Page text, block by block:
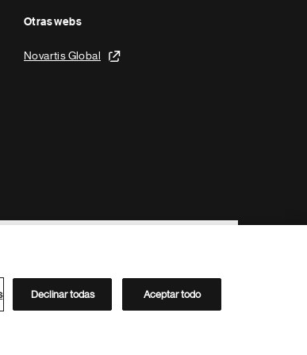
Otras webs
Novartis Global
Directorio de Novartis
Declinar todas Aceptar todo